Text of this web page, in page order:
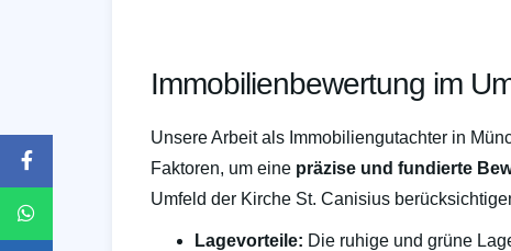
Immobilienbewertung im
Unsere Arbeit als Immobiliengutachter in
Faktoren, um eine präzise und fundierte
Umfeld der Kirche St. Canisius
Lagevorteile: Die ruhige und grüne